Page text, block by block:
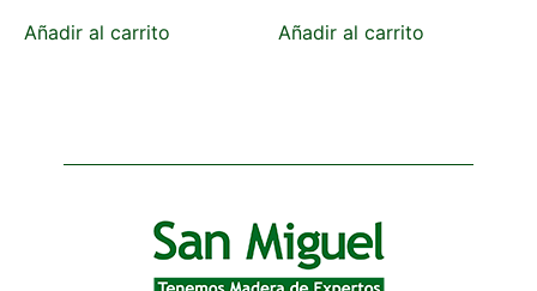
Añadir al carrito Añadir al carrito